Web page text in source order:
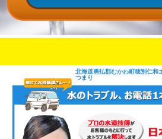
北海道勇払郡むかわ町穂別仁和
つまり